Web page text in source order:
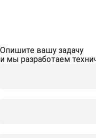
Опишите вашу задачу
и мы разработаем